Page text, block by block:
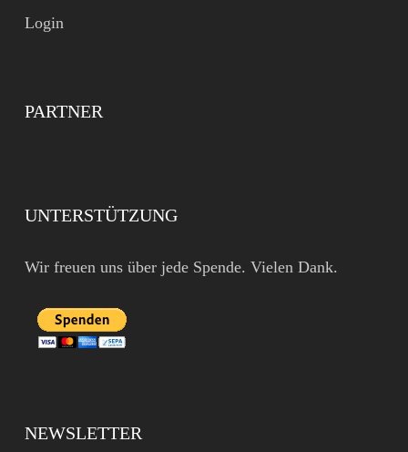
Login
PARTNER
UNTERSTÜTZUNG
Wir freuen uns über jede Spende. Vielen Dank.
NEWSLETTER